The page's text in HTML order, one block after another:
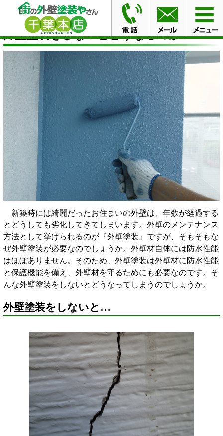
HOME コラム 外壁塗装をしないとどうなるのか
外壁塗装をしないとどうなるのか
新築時には綺麗だったお住まいの外壁は、年数が経過する
とどうしても劣化してきてしまいます。外壁のメンテナンス
方法として挙げられるのが『外壁塗装』ですが、そもそもな
ぜ外壁塗装が必要なのでしょうか。外壁材自体には防水性能
はほぼありません。そのため、外壁塗装は外壁材に防水性能
と保護機能を備え、外壁材を守るためにも必要なのです。そ
んな外壁塗装をしないとどうなってしまうのでしょうか。
外壁塗装をしないと…